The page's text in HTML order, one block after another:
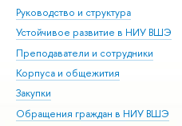
Руководство и структура
Устойчивое развитие в НИУ ВШЭ
Преподаватели и сотрудники
Корпуса и общежития
Закупки
Обращения граждан в НИУ ВШЭ